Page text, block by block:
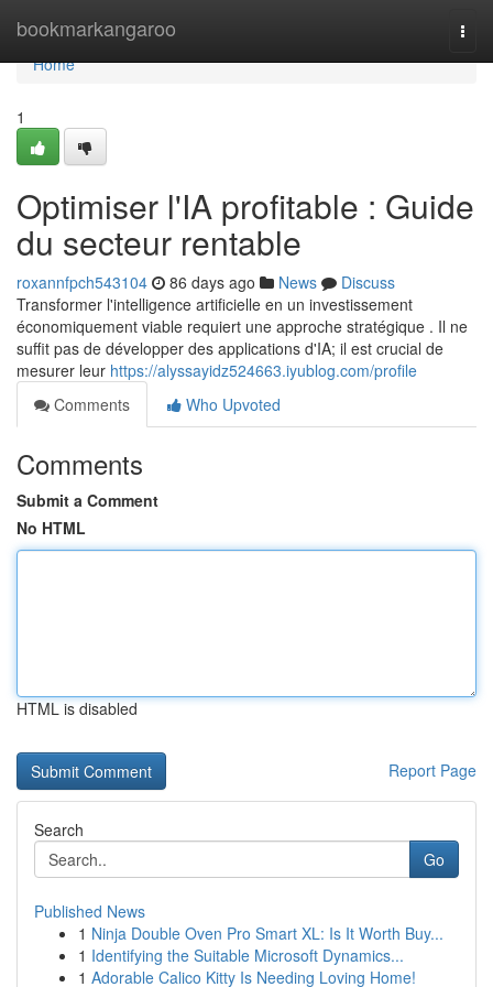
bookmarkangaroo
Home
Home
1
Optimiser l'IA profitable : Guide
du secteur rentable
roxannfpch543104 86 days ago News
Discuss
Transformer l'intelligence artificielle en un investissement
économiquement viable requiert une approche stratégique . Il ne
suffit pas de développer des applications d'IA; il est crucial de
mesurer leur https://alyssayidz524663.iyublog.com/profile
Comments
Who Upvoted
Comments
Submit a Comment
No HTML
HTML is disabled
Report Page
Search
Go
Published News
1 Ninja Double Oven Pro Smart XL: Is It Worth Buy...
1 Identifying the Suitable Microsoft Dynamics...
1 Adorable Calico Kitty Is Needing Loving Home!